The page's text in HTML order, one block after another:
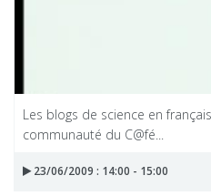
Les blogs de science en
communauté du C@fé...
23/06/2009 : 14:00 - 15:00